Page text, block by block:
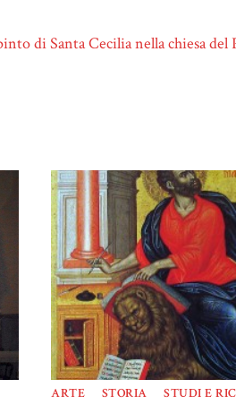
di Santa Cecilia nella chiesa del
ARTE STORIA STUDI E